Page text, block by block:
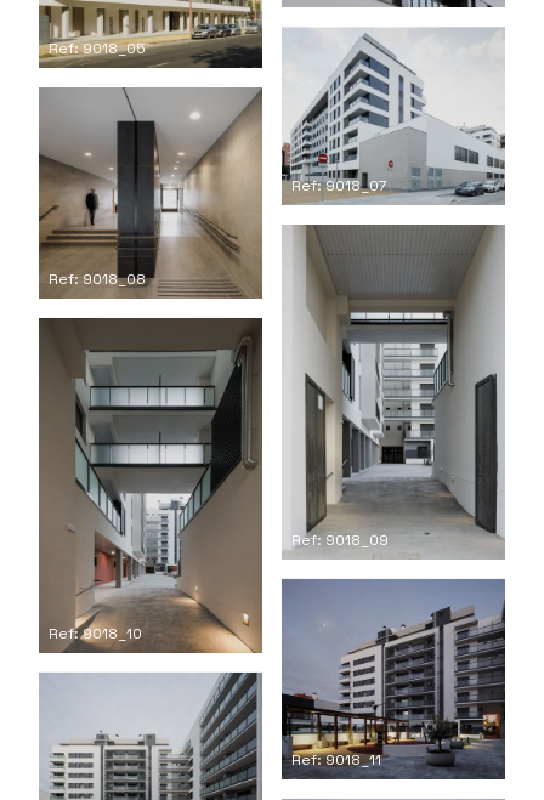
Ref: 9018_05
Ref: 9018_07
Ref: 9018_08
Ref: 9018_09
Ref: 9018_10
Ref: 9018_11